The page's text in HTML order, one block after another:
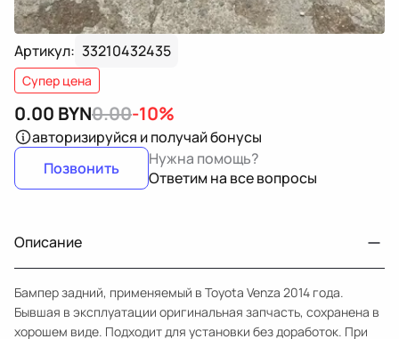
Артикул: 33210432435
Супер цена
0.00 BYN0.00-10%
авторизируйся и получай бонусы
Позвонить
Нужна помощь?
Ответим на все вопросы
Описание
Бампер задний, применяемый в Toyota Venza 2014 года.
Бывшая в эксплуатации оригинальная запчасть, сохранена в
хорошем виде. Подходит для установки без доработок. При